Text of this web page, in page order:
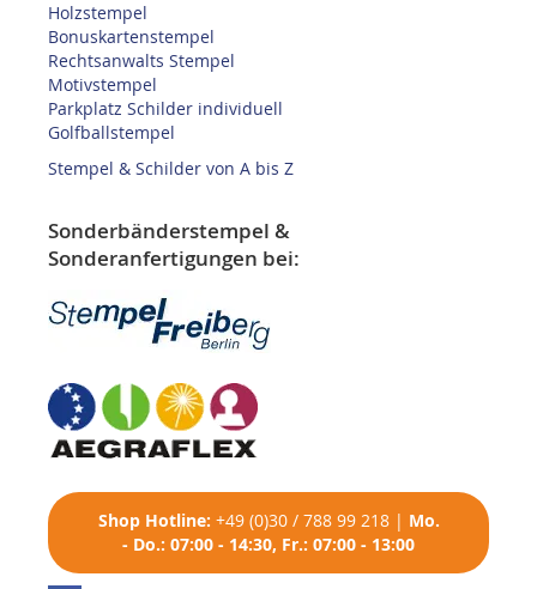
Holzstempel
Bonuskartenstempel
Rechtsanwalts Stempel
Motivstempel
Parkplatz Schilder individuell
Golfballstempel
Stempel & Schilder von A bis Z
Sonderbänderstempel &
Sonderanfertigungen bei:
Shop Hotline: +49 (0)30 / 788 99 218| Mo.
- Do.: 07:00 - 14:30, Fr.: 07:00 - 13:00